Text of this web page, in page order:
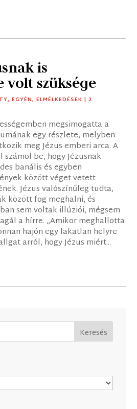
is
volt szüksége
,EGYÉN,ELMÉLKEDÉSEK | 2
megsimogatta a
egy részlete, melyben
meg Jézus emberi arca. A
be, hogy Jézusnak
banális és egyben
között véget vetett
Jézus valószínűleg tudta,
között fog meghalni, és
sem voltak illúziói, mégsem
a hírre. „Amikor meghallotta
hajón egy lakatlan helyre
arról, hogy Jézus miért...